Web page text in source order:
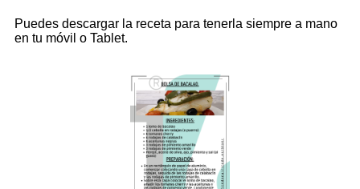
Puedes descargar la receta para tenerla siempre a mano
en tu móvil o Tablet.